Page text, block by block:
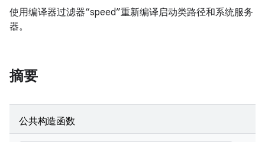
使用编译器过滤器“speed”重新编译启动类路径和系统服务
器。
摘要
公共构造函数